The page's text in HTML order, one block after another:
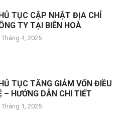
TỤC CẬP NHẬT ĐỊA CHỈ
TY TẠI BIÊN HOÀ
Tháng 4, 2025
TỤC TĂNG GIẢM VỐN ĐIỀU
– HƯỚNG DẪN CHI TIẾT
Tháng 1, 2025